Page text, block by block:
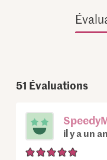
51 Évaluations
il y a un an